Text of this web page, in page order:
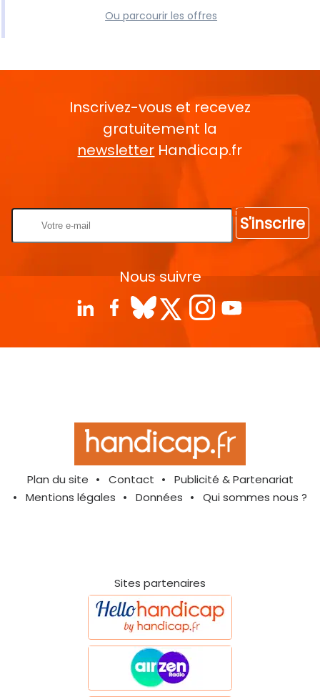
Ou parcourir les offres
Inscrivez-vous et recevez
gratuitement la
newsletter Handicap.fr
S'inscrire
Nous suivre
Plan du site Contact
Publicité & Partenariat
Mentions légales
Données Qui sommes nous ?
Sites partenaires